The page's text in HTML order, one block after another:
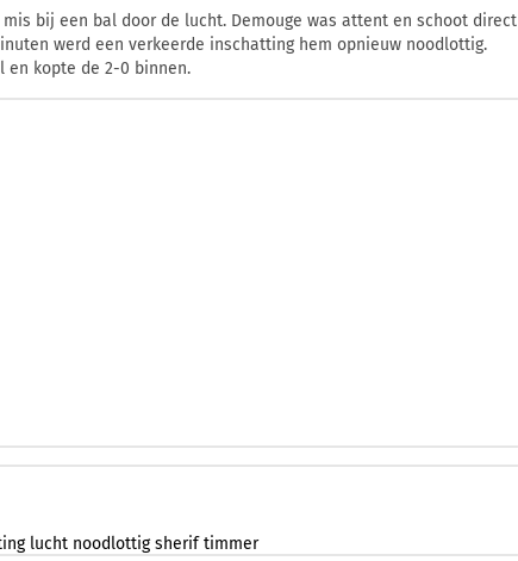
mis bij een bal door de lucht. Demouge was attent en schoot direct
werd een verkeerde inschatting hem opnieuw noodlottig.
en kopte de 2-0 binnen.
lucht noodlottig sherif timmer